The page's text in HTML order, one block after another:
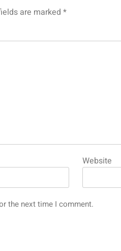
are marked *
Website
the next time I comment.